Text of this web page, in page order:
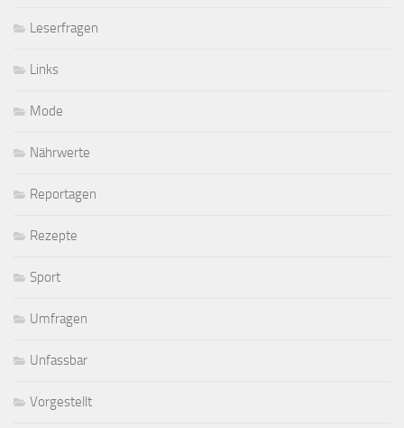
Leserfragen
Links
Mode
Nährwerte
Reportagen
Rezepte
Sport
Umfragen
Unfassbar
Vorgestellt